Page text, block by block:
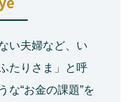
い夫婦など、い
たりさま」と呼
な“お金の課題”を